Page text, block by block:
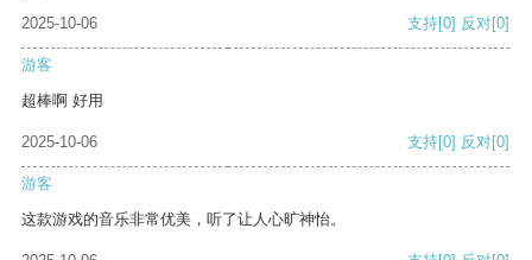
2025-10-06
支持[0] 反对[0]
游客
超棒啊 好用
2025-10-06 支持[0] 反对[0]
游客
这款游戏的音乐非常优美，听了让人心旷神怡。